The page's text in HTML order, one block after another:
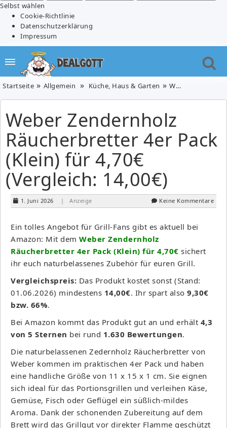
Selbst wählen
Cookie-Richtlinie
Datenschutzerklärung
Impressum
Startseite Allgemein Küche, Haus & Garten Weber Zendernholz Räucherbretter 4er Pack (Klein) für 4,70€ (Vergleich: 14,00€)
Weber Zendernholz
Räucherbretter 4er Pack
(Klein) für 4,70€
(Vergleich: 14,00€)
1. Juni 2026 | Anzeige Keine Kommentare
Ein tolles Angebot für Grill-Fans gibt es aktuell bei
Amazon: Mit dem Weber Zendernholz
Räucherbretter 4er Pack (Klein) für 4,70€ sichert
ihr euch naturbelassenes Zubehör für euren Grill.
Vergleichspreis: Das Produkt kostet sonst (Stand:
01.06.2026) mindestens 14,00€. Ihr spart also 9,30€
bzw. 66%.
Bei Amazon kommt das Produkt gut an und erhält 4,3
von 5 Sternen bei rund 1.630 Bewertungen.
Die naturbelassenen Zedernholz Räucherbretter von
Weber kommen im praktischen 4er Pack und haben
eine handliche Größe von 11 x 15 x 1 cm. Sie eignen
sich ideal für das Portionsgrillen und verleihen Käse,
Gemüse, Fisch oder Geflügel ein süßlich-mildes
Aroma. Dank der schonenden Zubereitung auf dem
Brett wird das Grillgut vor direkter Flamme geschützt